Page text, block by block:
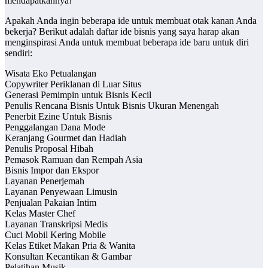
Apakah Anda ingin beberapa ide untuk membuat otak kanan Anda
bekerja? Berikut adalah daftar ide bisnis yang saya harap akan
menginspirasi Anda untuk membuat beberapa ide baru untuk diri
sendiri:
Wisata Eko Petualangan
Copywriter Periklanan di Luar Situs
Generasi Pemimpin untuk Bisnis Kecil
Penulis Rencana Bisnis Untuk Bisnis Ukuran Menengah
Penerbit Ezine Untuk Bisnis
Penggalangan Dana Mode
Keranjang Gourmet dan Hadiah
Penulis Proposal Hibah
Pemasok Ramuan dan Rempah Asia
Bisnis Impor dan Ekspor
Layanan Penerjemah
Layanan Penyewaan Limusin
Penjualan Pakaian Intim
Kelas Master Chef
Layanan Transkripsi Medis
Cuci Mobil Kering Mobile
Kelas Etiket Makan Pria & Wanita
Konsultan Kecantikan & Gambar